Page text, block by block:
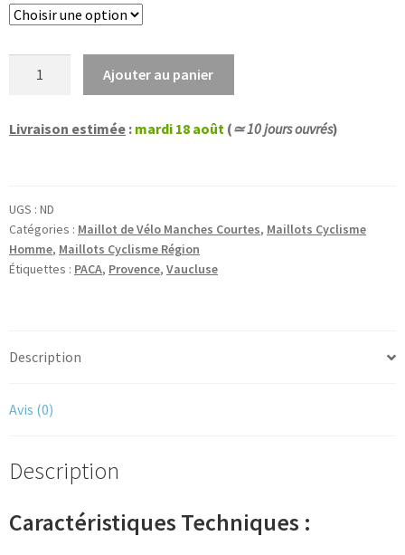
Cycliste
Ajouter au panier
Livraison estimée : mardi 18 août (≃ 10 jours ouvrés)
UGS : ND
Catégories : Maillot de Vélo Manches Courtes, Maillots Cyclisme
Homme, Maillots Cyclisme Région
Étiquettes : PACA, Provence, Vaucluse
Description
Avis (0)
Description
Caractéristiques Techniques :